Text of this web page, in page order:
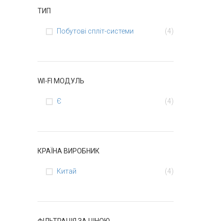
ТИП
Побутові спліт-системи (4)
WI-FI МОДУЛЬ
Є (4)
КРАЇНА ВИРОБНИК
Китай (4)